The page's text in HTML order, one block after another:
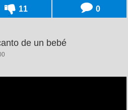
11 0
de un bebé